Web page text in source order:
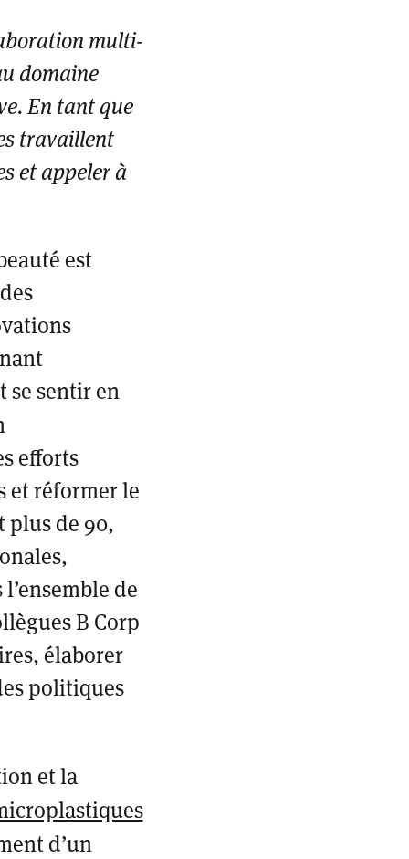
multi-
domaine
En tant que
travaillent
et appeler à
est
se sentir en
efforts
et réformer le
plus de 90,
de
B Corp
élaborer
politiques
et la
d’un